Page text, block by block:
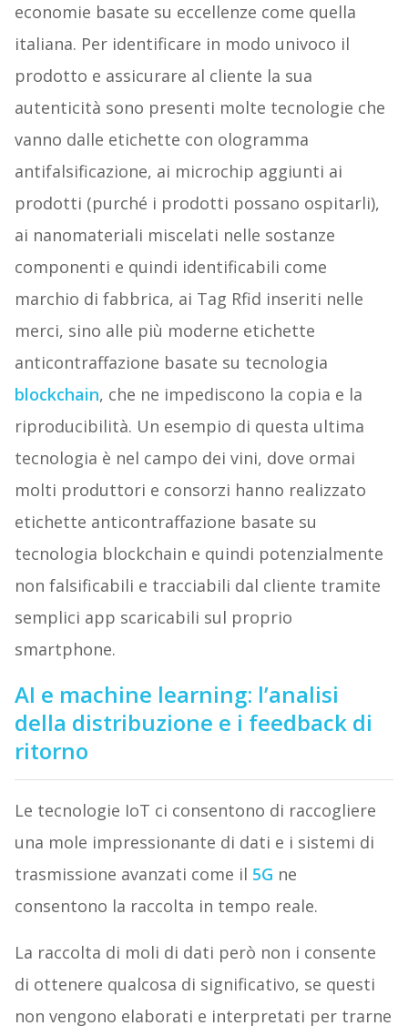
economie basate su eccellenze come quella
italiana. Per identificare in modo univoco il
prodotto e assicurare al cliente la sua
autenticità sono presenti molte tecnologie che
vanno dalle etichette con ologramma
antifalsificazione, ai microchip aggiunti ai
prodotti (purché i prodotti possano ospitarli),
ai nanomateriali miscelati nelle sostanze
componenti e quindi identificabili come
marchio di fabbrica, ai Tag Rfid inseriti nelle
merci, sino alle più moderne etichette
anticontraffazione basate su tecnologia
blockchain, che ne impediscono la copia e la
riproducibilità. Un esempio di questa ultima
tecnologia è nel campo dei vini, dove ormai
molti produttori e consorzi hanno realizzato
etichette anticontraffazione basate su
tecnologia blockchain e quindi potenzialmente
non falsificabili e tracciabili dal cliente tramite
semplici app scaricabili sul proprio
smartphone.
AI e machine learning: l’analisi
della distribuzione e i feedback di
ritorno
Le tecnologie IoT ci consentono di raccogliere
una mole impressionante di dati e i sistemi di
trasmissione avanzati come il 5G ne
consentono la raccolta in tempo reale.
La raccolta di moli di dati però non i consente
di ottenere qualcosa di significativo, se questi
non vengono elaborati e interpretati per trarne